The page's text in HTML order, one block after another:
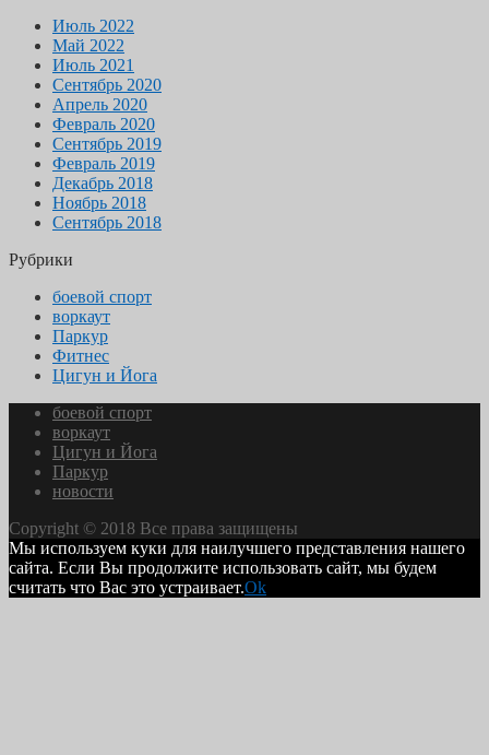
Июль 2022
Май 2022
Июль 2021
Сентябрь 2020
Апрель 2020
Февраль 2020
Сентябрь 2019
Февраль 2019
Декабрь 2018
Ноябрь 2018
Сентябрь 2018
Рубрики
боевой спорт
воркаут
Паркур
Фитнес
Цигун и Йога
боевой спорт
воркаут
Цигун и Йога
Паркур
новости
Copyright © 2018 Все права защищены
Мы используем куки для наилучшего представления нашего
сайта. Если Вы продолжите использовать сайт, мы будем
считать что Вас это устраивает.Ok